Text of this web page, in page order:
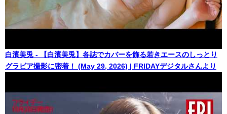
白濱美兎 - 【白濱美兎】各誌でカバーを飾る若きエースのしっとり
グラビア撮影に密着！ (May 29, 2026) | FRIDAYデジタルさんより